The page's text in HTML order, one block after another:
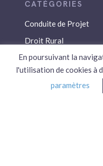
Conduite de Projet
Droit Rural
Droit Social
Économie / Gestion
Environnement
En poursuivant la
l'utilisation de cookies à
paramètres